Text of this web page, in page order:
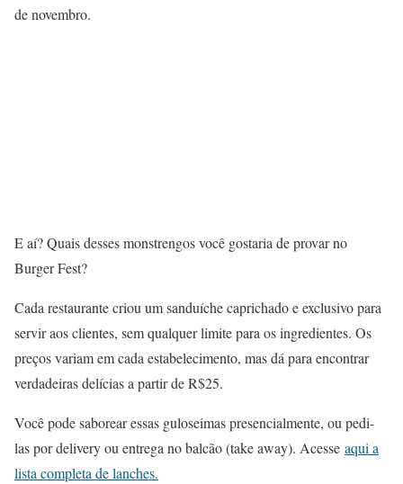
de novembro.
E aí? Quais desses monstrengos você gostaria de provar no
Burger Fest?
Cada restaurante criou um sanduíche caprichado e exclusivo para
servir aos clientes, sem qualquer limite para os ingredientes. Os
preços variam em cada estabelecimento, mas dá para encontrar
verdadeiras delícias a partir de R$25.
Você pode saborear essas guloseimas presencialmente, ou pedi-
las por delivery ou entrega no balcão (take away). Acesse aqui a
lista completa de lanches.